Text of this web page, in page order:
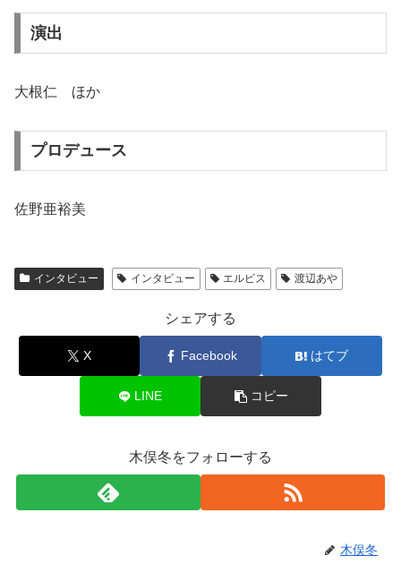
演出
大根仁 ほか
プロデュース
佐野亜裕美
インタビュー インタビュー エルピス 渡辺あや
シェアする
X Facebook はてブ
LINE コピー
木俣冬をフォローする
木俣冬